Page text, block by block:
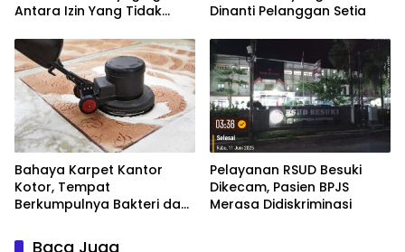
Antara Izin Yang Tidak
dan Jeritan Warga
Dinanti Pelanggan Setia
Bahaya Karpet Kantor
Kotor, Tempat
Berkumpulnya Bakteri dan
Pelayanan RSUD Besuki
Dikecam, Pasien BPJS
Merasa Didiskriminasi
Baca Juga